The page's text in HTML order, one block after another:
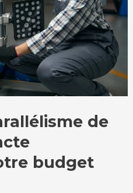
de
budget